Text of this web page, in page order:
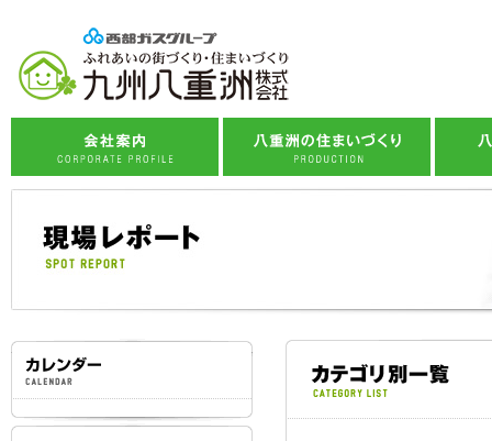
会社概要
社会貢献活動
スタッフ紹介
子育て応援プロジェクト